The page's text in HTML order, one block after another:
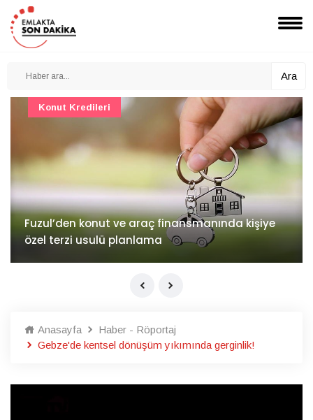
Ara
İv Kandilli'de yaşam yakında başlıyor
Konut Projeleri
Anasayfa
Haber - Röportaj
Gebze'de kentsel dönüşüm yıkımında gerginlik!